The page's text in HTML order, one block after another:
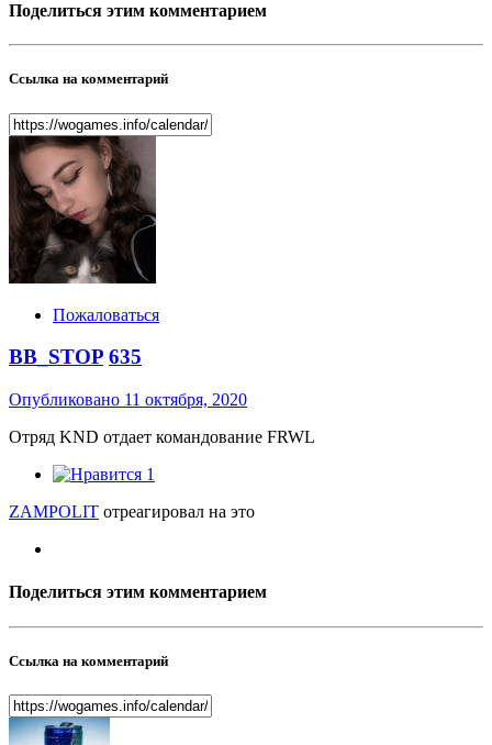
Поделиться этим комментарием
Ссылка на комментарий
Пожаловаться
BB_STOP 635
Опубликовано 11 октября, 2020
Отряд KND отдает командование FRWL
1
ZAMPOLIT отреагировал на это
Поделиться этим комментарием
Ссылка на комментарий